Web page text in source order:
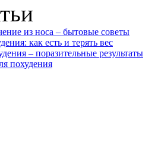
из носа – бытовые советы
как есть и терять вес
– поразительные результаты
похудения